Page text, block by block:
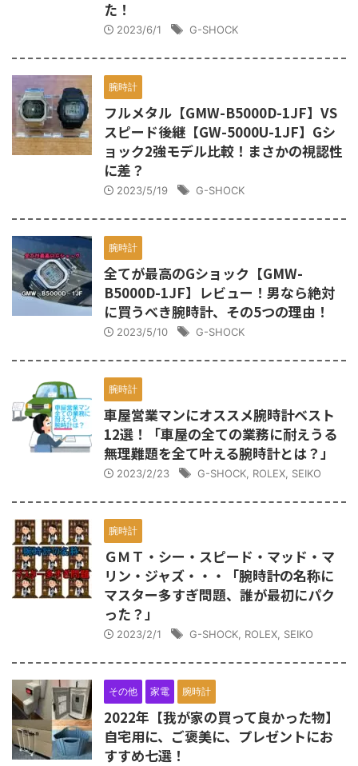
た！
2023/6/1 G-SHOCK
腕時計
フルメタル【GMW-B5000D-1JF】VS
スピード後継【GW-5000U-1JF】Gシ
ョック2強モデル比較！まさかの視認性
に差？
2023/5/19 G-SHOCK
腕時計
全てが最高のGショック【GMW-
B5000D-1JF】レビュー！男なら絶対
に買うべき腕時計、その5つの理由！
2023/5/10 G-SHOCK
腕時計
車屋営業マンにオススメ腕時計ベスト
12選！「車屋の全ての業務に耐えうる
無理難題を全て叶える腕時計とは？」
2023/2/23 G-SHOCK ROLEX SEIKO
腕時計
ＧＭＴ・シー・スピード・マッド・マ
リン・ジャズ・・・「腕時計の名称に
マスター多すぎ問題、誰が最初にパク
った？」
2023/2/1 G-SHOCK ROLEX SEIKO
その他 家電 腕時計
2022年【我が家の買って良かった物】
自宅用に、ご褒美に、プレゼントにお
すすめ七選！